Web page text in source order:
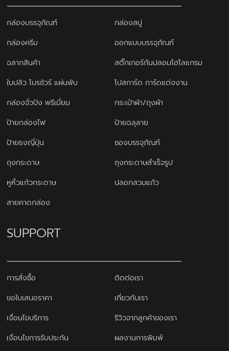
กล่องบรรจุภัณฑ์
กล่องสบู่
กล่องครีม
ออกแบบบรรจุภัณฑ์
ฉลากสินค้า
สติ๊กเกอร์กันปลอมโฮโลแกรม
ใบปลิว โบรชัวร์ แผ่นพับ
โปสการ์ด การ์ดแต่งงาน
กล่องจั่วปัง พรีเมี่ยม
กระเป๋าผ้า/ถุงผ้า
ป้ายกล่องไฟ
ป้ายฉลุลาย
ป้ายธงญี่ปุ่น
ซองบรรจุภัณฑ์
ถุงกระดาษ
ถุงกระดาษสำเร็จรูป
หูหิ้วแก้วกระดาษ
ปลอกสวมแก้ว
สายคาดกล่อง
SUPPORT
การสั่งซื้อ
ติดต่อเรา
ขอใบเสนอราคา
เกี่ยวกับเรา
เงื่อนไขบริการ
รีวิวจากลูกค้าของเรา
เงื่อนไขการรับประกัน
ผลงานการพิมพ์